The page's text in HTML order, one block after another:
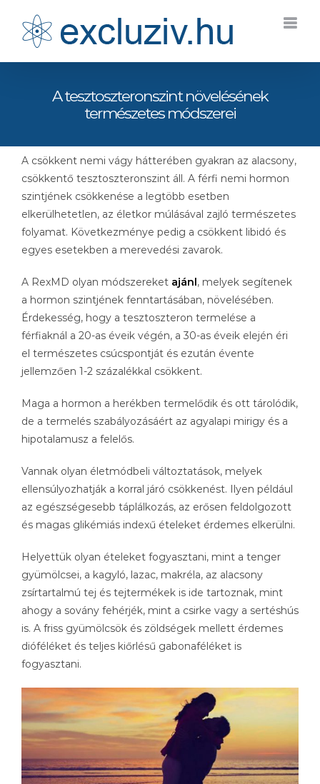
A tesztoszteronszint növelésének
természetes módszerei
A csökkent nemi vágy hátterében gyakran az alacsony,
csökkentő tesztoszteronszint áll. A férfi nemi hormon
szintjének csökkenése a legtöbb esetben
elkerülhetetlen, az életkor múlásával zajló természetes
folyamat. Következménye pedig a csökkent libidó és
egyes esetekben a merevedési zavarok.
A RexMD olyan módszereket ajánl, melyek segítenek
a hormon szintjének fenntartásában, növelésében.
Érdekesség, hogy a tesztoszteron termelése a
férfiaknál a 20-as éveik végén, a 30-as éveik elején éri
el természetes csúcspontját és ezután évente
jellemzően 1-2 százalékkal csökkent.
Maga a hormon a herékben termelődik és ott tárolódik,
de a termelés szabályozásáért az agyalapi mirigy és a
hipotalamusz a felelős.
Vannak olyan életmódbeli változtatások, melyek
ellensúlyozhatják a korral járó csökkenést. Ilyen például
az egészségesebb táplálkozás, az erősen feldolgozott
és magas glikémiás indexű ételeket érdemes elkerülni.
Helyettük olyan ételeket fogyasztani, mint a tenger
gyümölcsei, a kagyló, lazac, makréla, az alacsony
zsírtartalmú tej és tejtermékek is ide tartoznak, mint
ahogy a sovány fehérjék, mint a csirke vagy a sertéshús
is. A friss gyümölcsök és zöldségek mellett érdemes
dióféléket és teljes kiőrlésű gabonaféléket is
fogyasztani.